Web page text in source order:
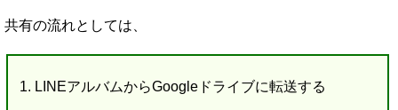
共有の流れとしては、
LINEアルバムからGoogleドライブに転送する